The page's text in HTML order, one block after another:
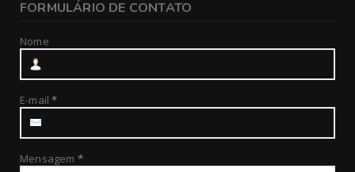
FORMULÁRIO DE CONTATO
Nome
E-mail*
Mensagem *